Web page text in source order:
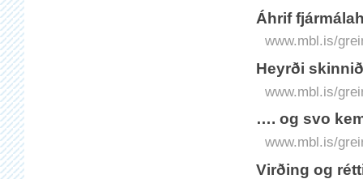
Áhrif
www.mbl.is/
Heyrði
www.mbl.is/
…. og svo
www.mbl.is/
Virðing og